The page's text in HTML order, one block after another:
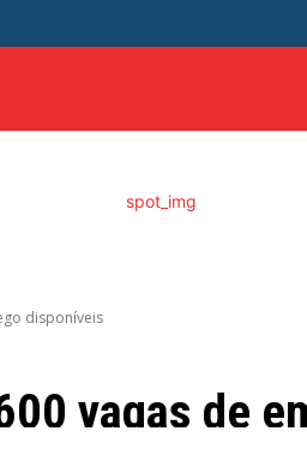
disponíveis
vagas de